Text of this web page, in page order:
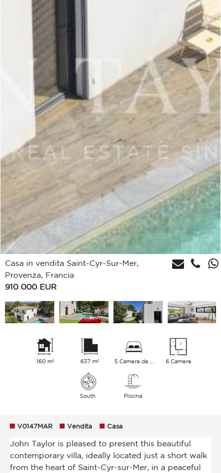
Casa in vendita Saint-Cyr-Sur-Mer,
Provenza, Francia
910 000 EUR
160 m² 637 m² 6 Camere
South Piscina
V0147MAR Vendita Casa